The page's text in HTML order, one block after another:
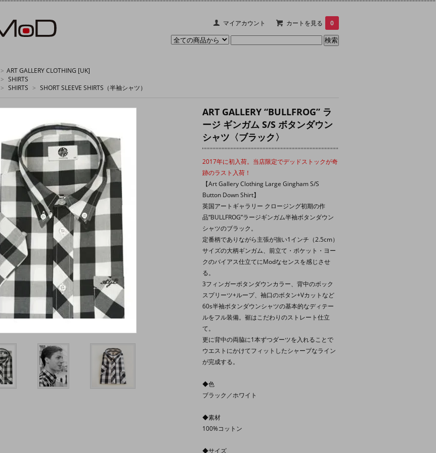
マイアカウント カートを見る 0
> ART GALLERY CLOTHING [UK]
> SHIRTS
> SHIRTS > SHORT SLEEVE SHIRTS（半袖シャツ）
ART GALLERY “BULLFROG” ラ
ージ ギンガム S/S ボタンダウン
シャツ〈ブラック〉
2017年に初入荷。当店限定でデッドストックが奇
跡のラスト入荷！
【Art Gallery Clothing Large Gingham S/S
Button Down Shirt】
英国アートギャラリー クロージング初期の作
品“BULLFROG”ラージギンガム半袖ボタンダウン
シャツのブラック。
定番柄でありながら主張が強い1インチ（2.5cm）
サイズの大柄ギンガム、前立て・ポケット・ヨー
クのバイアス仕立てにModなセンスを感じさせ
る。
3フィンガーボタンダウンカラー、背中のボック
スプリーツ+ループ、袖口のボタン+Vカットなど
60s半袖ボタンダウンシャツの基本的なディテー
ルをフル装備。裾はこだわりのストレート仕立
て。
更に背中の両脇に1本ずつダーツを入れることで
ウエストにかけてフィットしたシャープなライン
が完成する。
◆色
ブラック／ホワイト
◆素材
100%コットン
◆サイズ